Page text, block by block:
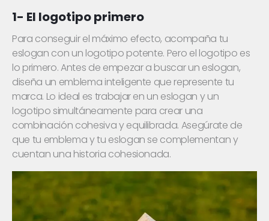
1- El logotipo primero
Para conseguir el máximo efecto, acompaña tu
eslogan con un logotipo potente. Pero el logotipo es
lo primero. Antes de empezar a buscar un eslogan,
diseña un emblema inteligente que represente tu
marca. Lo ideal es trabajar en un eslogan y un
logotipo simultáneamente para crear una
combinación cohesiva y equilibrada. Asegúrate de
que tu emblema y tu eslogan se complementan y
cuentan una historia cohesionada.